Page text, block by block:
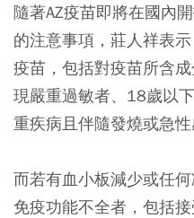
隨著AZ疫苗即將在國內
的注意事項，莊人祥表
疫苗，包括對疫苗所含
現嚴重過敏者、 18歲以
重疾病且伴隨發燒或急性
而若有血小板減少或任何
免疫功能不全者，包括